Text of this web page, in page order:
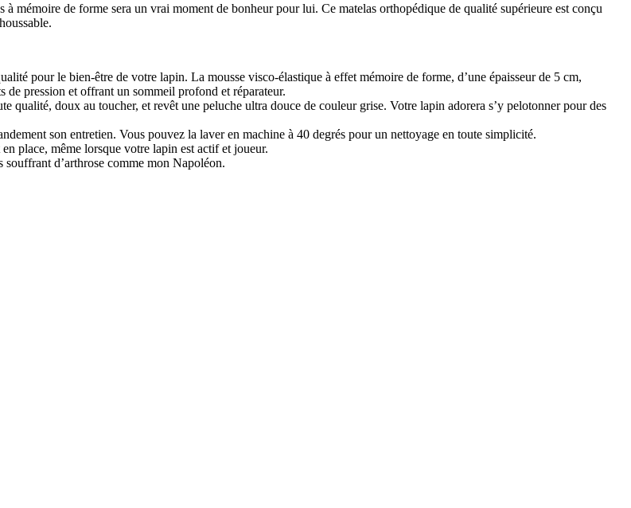
mémoire de forme sera un vrai moment de bonheur pour lui. Ce matelas orthopédique de qualité supérieure est conçu
pour le bien-être de votre lapin. La mousse visco-élastique à effet mémoire de forme, d’une épaisseur de 5 cm,
de pression et offrant un sommeil profond et réparateur.
qualité, doux au toucher, et revêt une peluche ultra douce de couleur grise. Votre lapin adorera s’y pelotonner pour des
son entretien. Vous pouvez la laver en machine à 40 degrés pour un nettoyage en toute simplicité.
place, même lorsque votre lapin est actif et joueur.
d’arthrose comme mon Napoléon.